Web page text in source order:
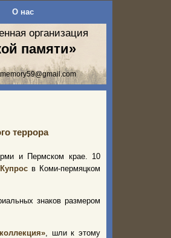
О нас
организация
памяти»
террора
и Пермском крае. 10
в Коми-пермяцком
знаков размером
, шли к этому